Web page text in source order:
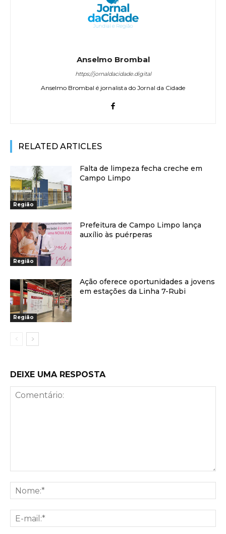
Anselmo Brombal
https://jornaldacidade.digital
Anselmo Brombal é jornalista do Jornal da Cidade
RELATED ARTICLES
Região
Falta de limpeza fecha creche em
Campo Limpo
Região
Prefeitura de Campo Limpo lança
auxílio às puérperas
Região
Ação oferece oportunidades a jovens
em estações da Linha 7-Rubi
DEIXE UMA RESPOSTA